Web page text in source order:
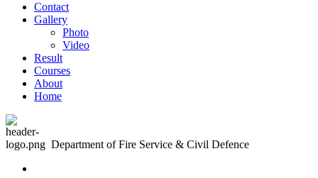
Contact
Gallery
Photo
Video
Result
Courses
About
Home
Department of Fire Service & Civil Defence